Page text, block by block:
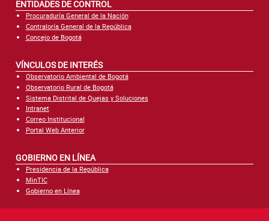
ENTIDADES DE CONTROL
Procuraduría General de la Nación
Contraloría General de la República
Concejo de Bogotá
VÍNCULOS DE INTERÉS
Observatorio Ambiental de Bogotá
Observatorio Rural de Bogotá
Sistema Distrital de Quejas y Soluciones
Intranet
Correo Institucional
Portal Web Anterior
GOBIERNO EN LÍNEA
Presidencia de la República
MinTIC
Gobierno en Línea